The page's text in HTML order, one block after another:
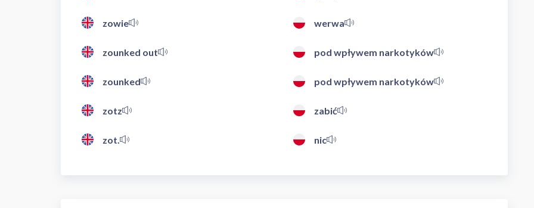
zowie werwa
zounked out pod wpływem narkotyków
zounked pod wpływem narkotyków
zotz zabić
zot. nic